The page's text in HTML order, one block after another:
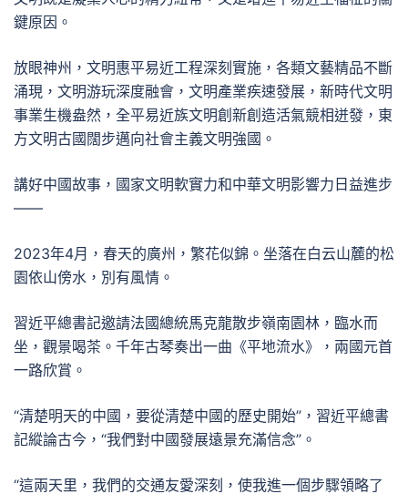
鍵原因。
放眼神州，文明惠平易近工程深刻實施，各類文藝精品不斷
涌現，文明游玩深度融會，文明產業疾速發展，新時代文明
事業生機盎然，全平易近族文明創新創造活氣競相迸發，東
方文明古國闊步邁向社會主義文明強國。
講好中國故事，國家文明軟實力和中華文明影響力日益進步
——
2023年4月，春天的廣州，繁花似錦。坐落在白云山麓的松
園依山傍水，別有風情。
習近平總書記邀請法國總統馬克龍散步嶺南園林，臨水而
坐，觀景喝茶。千年古琴奏出一曲《平地流水》，兩國元首
一路欣賞。
“清楚明天的中國，要從清楚中國的歷史開始”，習近平總書
記縱論古今，“我們對中國發展遠景充滿信念”。
“這兩天里，我們的交通友愛深刻，使我進一個步驟領略了